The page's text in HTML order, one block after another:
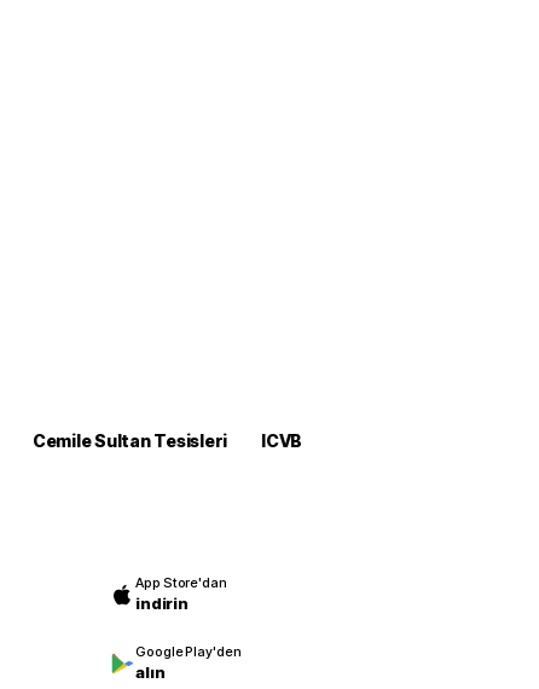
Cemile Sultan Tesisleri
ICVB
App Store'dan
indirin
Google Play'den
alın